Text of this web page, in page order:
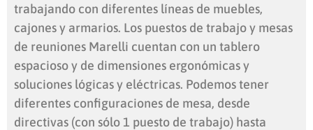
trabajando con diferentes líneas de muebles,
cajones y armarios. Los puestos de trabajo y mesas
de reuniones Marelli cuentan con un tablero
espacioso y de dimensiones ergonómicas y
soluciones lógicas y eléctricas. Podemos tener
diferentes configuraciones de mesa, desde
directivas (con sólo 1 puesto de trabajo) hasta